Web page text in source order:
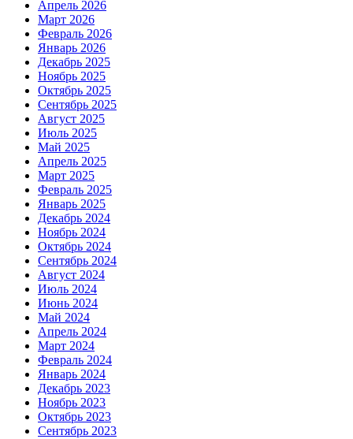
Апрель 2026
Март 2026
Февраль 2026
Январь 2026
Декабрь 2025
Ноябрь 2025
Октябрь 2025
Сентябрь 2025
Август 2025
Июль 2025
Май 2025
Апрель 2025
Март 2025
Февраль 2025
Январь 2025
Декабрь 2024
Ноябрь 2024
Октябрь 2024
Сентябрь 2024
Август 2024
Июль 2024
Июнь 2024
Май 2024
Апрель 2024
Март 2024
Февраль 2024
Январь 2024
Декабрь 2023
Ноябрь 2023
Октябрь 2023
Сентябрь 2023